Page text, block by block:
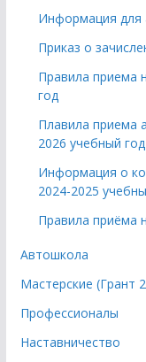
Информация для
Приказ о
Правила приема
год
Плавила приема
2026 учебный год
Информация о
2024-2025
Правила приёма
Автошкола
Мастерские (Грант
Профессионалы
Наставничество